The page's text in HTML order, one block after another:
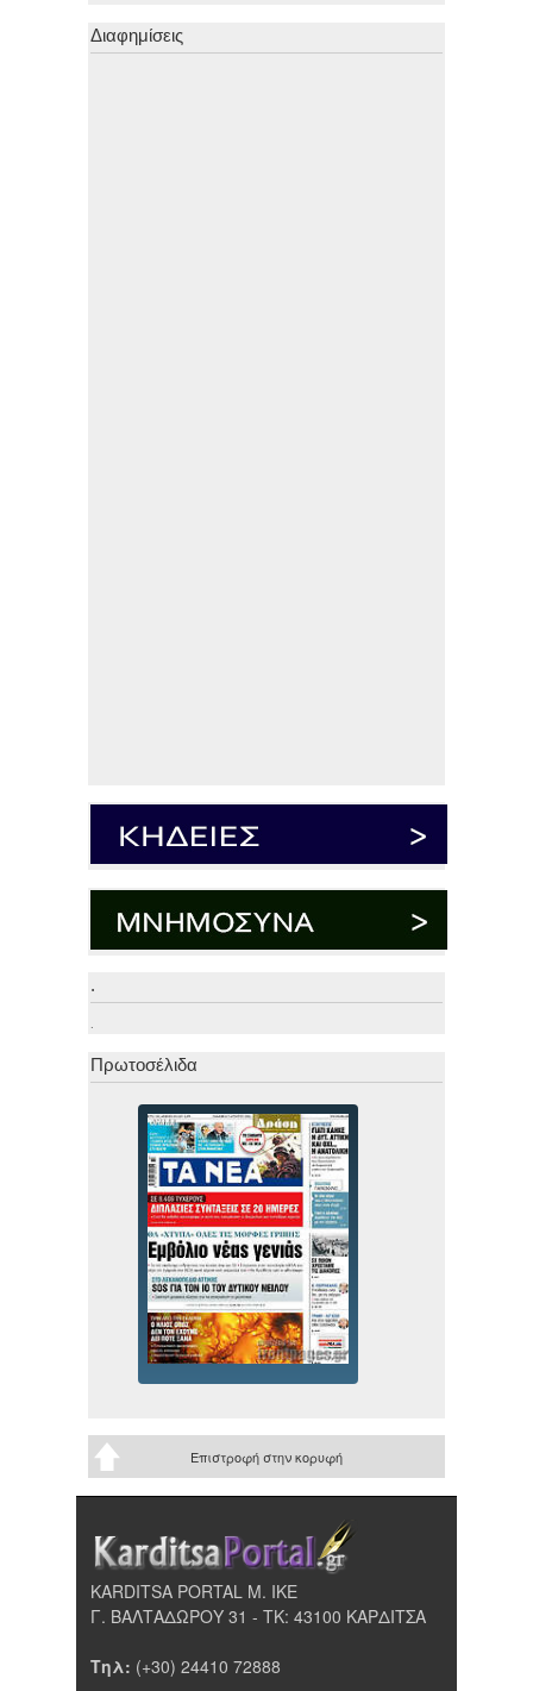
Διαφημίσεις
.
.
Πρωτοσέλιδα
Επιστροφή στην κορυφή
KARDITSA PORTAL Μ. ΙΚΕ
Γ. ΒΑΛΤΑΔΩΡΟΥ 31 - ΤΚ: 43100 ΚΑΡΔΙΤΣΑ
Τηλ: (+30) 24410 72888